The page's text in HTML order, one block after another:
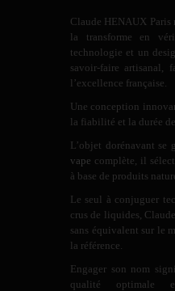
Claude HENAUX Paris
la transforme en
technologie et un
savoir-faire artisanal,
l’excellence française.
Une conception
la fiabilité et la durée
L’objet dorénavant se
vape complète, il
à base de produits
Le seul à conjuguer
crus de liquides,
sans équivalent sur le
la référence.
Engager son nom
qualité optimale